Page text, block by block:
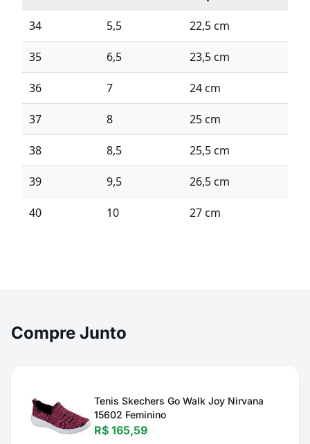
34 5,5 22,5 cm
35 6,5 23,5 cm
36 7 24 cm
37 8 25 cm
38 8,5 25,5 cm
39 9,5 26,5 cm
40 10 27 cm
Compre Junto
Tenis Skechers Go Walk Joy Nirvana
15602 Feminino
R$ 165,59